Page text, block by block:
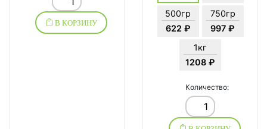
В КОРЗИНУ
500гр
622 ₽
750гр
997 ₽
1кг
1208 ₽
Количество: